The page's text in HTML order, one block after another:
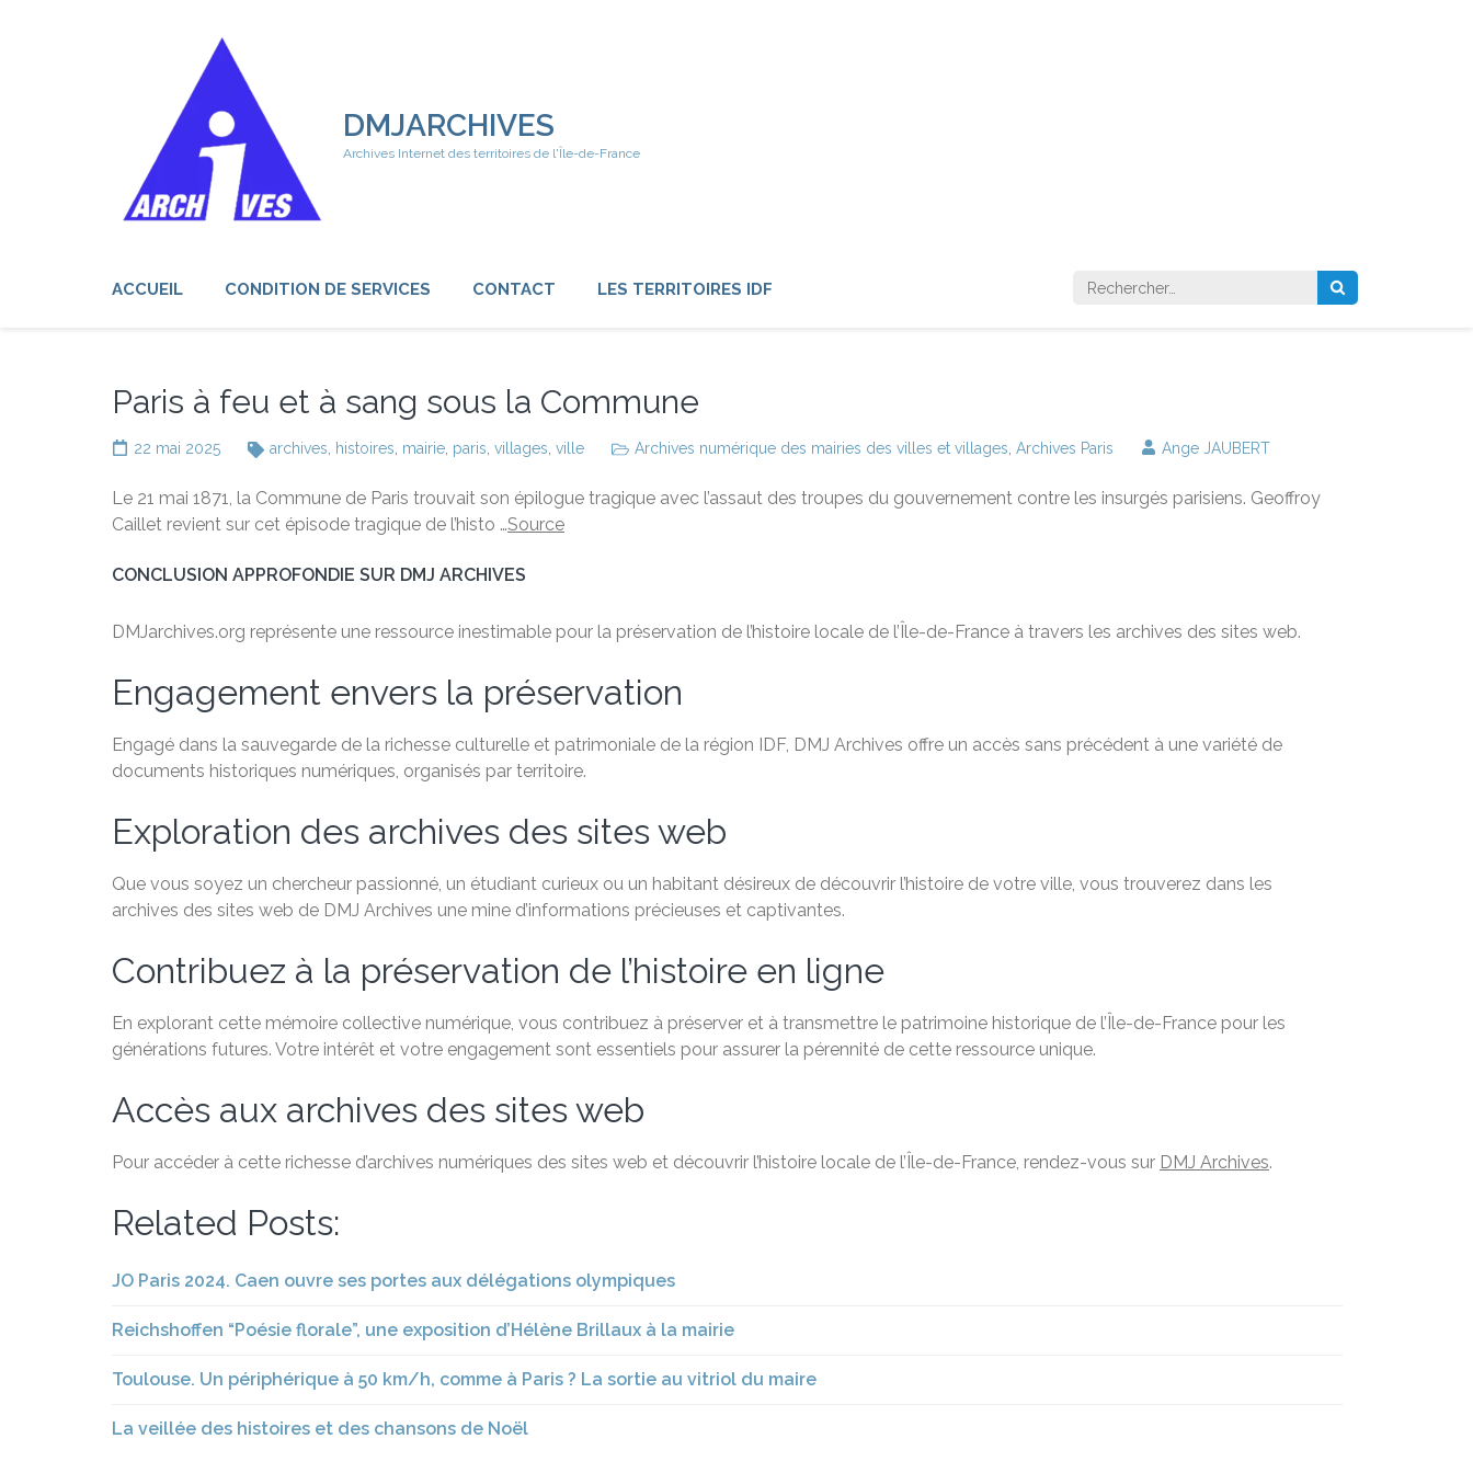
DMJARCHIVES
Archives Internet des territoires de l'Île-de-France
ACCUEIL CONDITION DE SERVICES CONTACT LES TERRITOIRES IDF Rechercher :
Paris à feu et à sang sous la Commune
22 mai 2025 archives histoires mairie paris villages ville Archives numérique des mairies des villes et villages Archives Paris Ange JAUBERT
Le 21 mai 1871, la Commune de Paris trouvait son épilogue tragique avec l’assaut des troupes du gouvernement contre les insurgés parisiens. Geoffroy
Caillet revient sur cet épisode tragique de l’histo …Source
CONCLUSION APPROFONDIE SUR DMJ ARCHIVES
DMJarchives.org représente une ressource inestimable pour la préservation de l’histoire locale de l’Île-de-France à travers les archives des sites web.
Engagement envers la préservation
Engagé dans la sauvegarde de la richesse culturelle et patrimoniale de la région IDF, DMJ Archives offre un accès sans précédent à une variété de
documents historiques numériques, organisés par territoire.
Exploration des archives des sites web
Que vous soyez un chercheur passionné, un étudiant curieux ou un habitant désireux de découvrir l’histoire de votre ville, vous trouverez dans les
archives des sites web de DMJ Archives une mine d’informations précieuses et captivantes.
Contribuez à la préservation de l’histoire en ligne
En explorant cette mémoire collective numérique, vous contribuez à préserver et à transmettre le patrimoine historique de l’Île-de-France pour les
générations futures. Votre intérêt et votre engagement sont essentiels pour assurer la pérennité de cette ressource unique.
Accès aux archives des sites web
Pour accéder à cette richesse d’archives numériques des sites web et découvrir l’histoire locale de l’Île-de-France, rendez-vous sur DMJ Archives.
Related Posts:
JO Paris 2024. Caen ouvre ses portes aux délégations olympiques
Reichshoffen “Poésie florale”, une exposition d’Hélène Brillaux à la mairie
Toulouse. Un périphérique à 50 km/h, comme à Paris ? La sortie au vitriol du maire
La veillée des histoires et des chansons de Noël